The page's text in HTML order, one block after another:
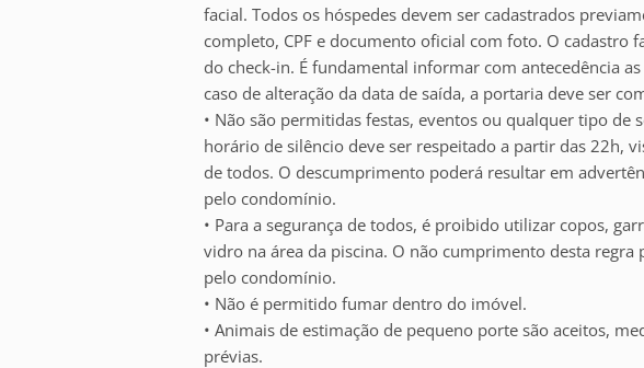
facial. Todos os hóspedes devem ser cadastrados
completo, CPF e documento oficial com foto. O cadastro
do check-in. É fundamental informar com antecedência
caso de alteração da data de saída, a portaria deve ser
• Não são permitidas festas, eventos ou qualquer tipo de
horário de silêncio deve ser respeitado a partir das 22h,
de todos. O descumprimento poderá resultar em
pelo condomínio.
• Para a segurança de todos, é proibido utilizar copos,
vidro na área da piscina. O não cumprimento desta regra
pelo condomínio.
• Não é permitido fumar dentro do imóvel.
• Animais de estimação de pequeno porte são aceitos,
prévias.